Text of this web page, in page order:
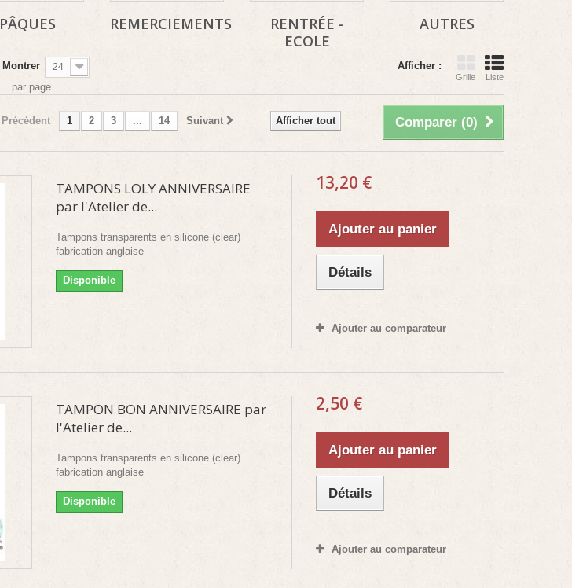
PÂQUES REMERCIEMENTS
RENTRÉE -
ECOLE
AUTRES
Afficher :
Grille Liste
Montrer 24
par page
Comparer (0)
Afficher tout
Précédent 1 2 3 ... 14 Suivant
TAMPONS LOLY ANNIVERSAIRE
par l'Atelier de...
Tampons transparents en silicone (clear)
fabrication anglaise
Disponible
13,20 €
Ajouter au panier
Détails
Ajouter au comparateur
TAMPON BON ANNIVERSAIRE par
l'Atelier de...
Tampons transparents en silicone (clear)
fabrication anglaise
Disponible
2,50 €
Ajouter au panier
Détails
Ajouter au comparateur